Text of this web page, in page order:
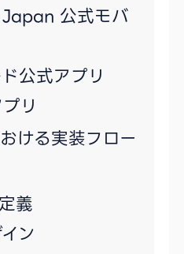
公式モバ
公式アプリ
リ
ける実装フロー
義
ン